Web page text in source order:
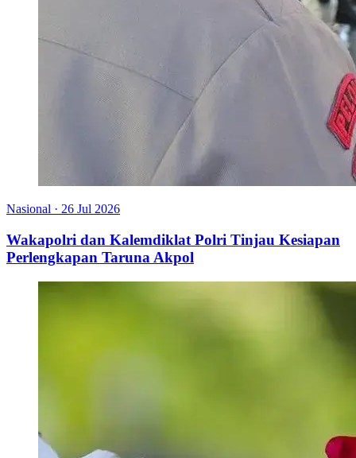
Nasional · 26 Jul 2026
Wakapolri dan Kalemdiklat Polri Tinjau Kesiapan
Perlengkapan Taruna Akpol